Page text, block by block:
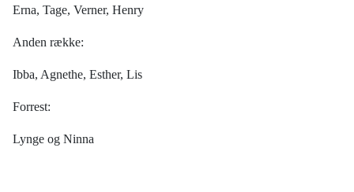
Erna, Tage, Verner, Henry
Anden række:
Ibba, Agnethe, Esther, Lis
Forrest:
Lynge og Ninna